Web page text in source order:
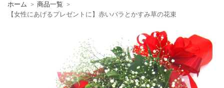
ホーム
商品一覧
【女性にあげるプレゼントに】赤いバラとかすみ草の花束